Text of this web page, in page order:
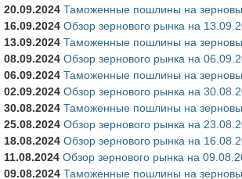
20.09.2024 Таможенные пошлины на
16.09.2024 Обзор зернового рынка на
13.09.2024 Таможенные пошлины на
08.09.2024 Обзор зернового рынка на
06.09.2024 Таможенные пошлины на
02.09.2024 Обзор зернового рынка на
30.08.2024 Таможенные пошлины на
25.08.2024 Обзор зернового рынка на
18.08.2024 Обзор зернового рынка на
11.08.2024 Обзор зернового рынка на
09.08.2024 Таможенные пошлины на